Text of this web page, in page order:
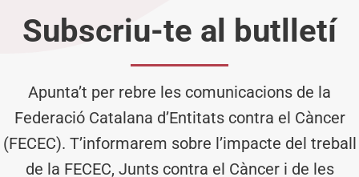
Subscriu-te al butlletí
Apunta’t per rebre les comunicacions de la
Federació Catalana d’Entitats contra el Càncer
(FECEC). T’informarem sobre l’impacte del treball
de la FECEC, Junts contra el Càncer i de les